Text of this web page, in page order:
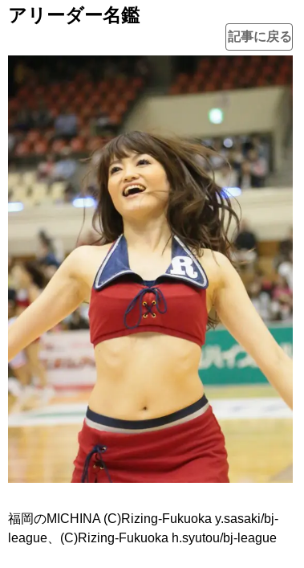
アリーダー名鑑
記事に戻る
福岡のMICHINA (C)Rizing-Fukuoka y.sasaki/bj-
league、(C)Rizing-Fukuoka h.syutou/bj-league